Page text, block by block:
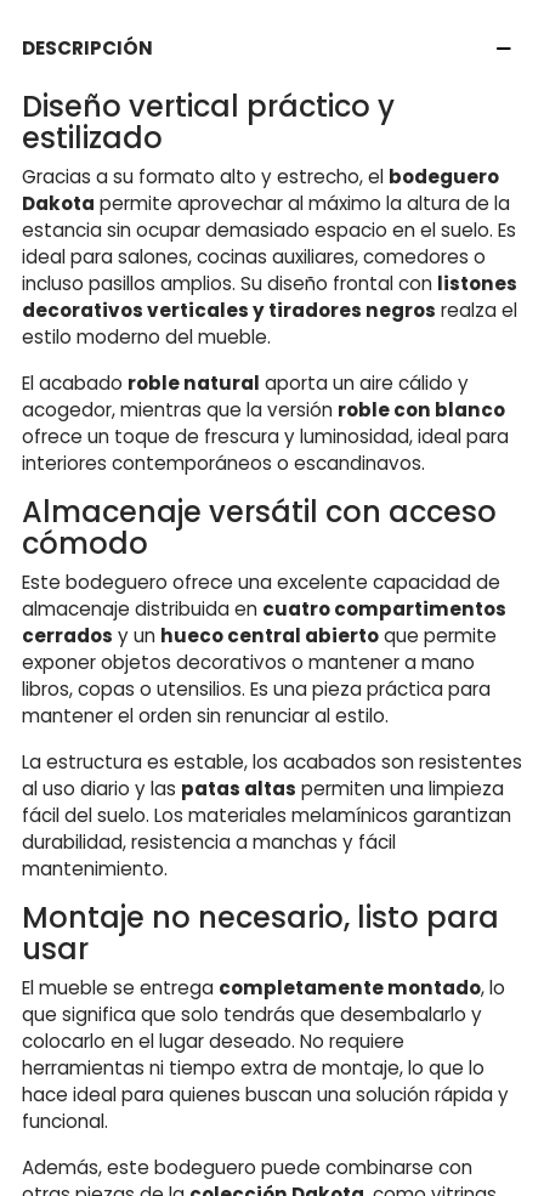
DESCRIPCIÓN
Diseño vertical práctico y
estilizado
Gracias a su formato alto y estrecho, el bodeguero
Dakota permite aprovechar al máximo la altura de la
estancia sin ocupar demasiado espacio en el suelo. Es
ideal para salones, cocinas auxiliares, comedores o
incluso pasillos amplios. Su diseño frontal con listones
decorativos verticales y tiradores negros realza el
estilo moderno del mueble.
El acabado roble natural aporta un aire cálido y
acogedor, mientras que la versión roble con blanco
ofrece un toque de frescura y luminosidad, ideal para
interiores contemporáneos o escandinavos.
Almacenaje versátil con acceso
cómodo
Este bodeguero ofrece una excelente capacidad de
almacenaje distribuida en cuatro compartimentos
cerrados y un hueco central abiertoque permite
exponer objetos decorativos o mantener a mano
libros, copas o utensilios. Es una pieza práctica para
mantener el orden sin renunciar al estilo.
La estructura es estable, los acabados son resistentes
al uso diario y las patas altas permiten una limpieza
fácil del suelo. Los materiales melamínicos garantizan
durabilidad, resistencia a manchas y fácil
mantenimiento.
Montaje no necesario, listo para
usar
El mueble se entrega completamente montado, lo
que significa que solo tendrás que desembalarlo y
colocarlo en el lugar deseado. No requiere
herramientas ni tiempo extra de montaje, lo que lo
hace ideal para quienes buscan una solución rápida y
funcional.
Además, este bodeguero puede combinarse con